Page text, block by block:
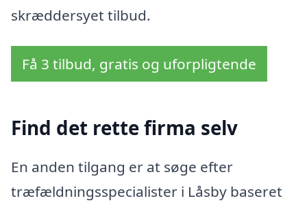
skræddersyet tilbud.
Få 3 tilbud, gratis og uforpligtende
Find det rette firma selv
En anden tilgang er at søge efter
træfældningsspecialister i Låsby baseret